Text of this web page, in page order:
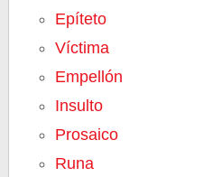
Epíteto
Víctima
Empellón
Insulto
Prosaico
Runa